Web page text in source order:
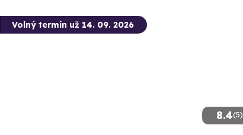
8.4(5)
Volný termín už 14. 09. 2026